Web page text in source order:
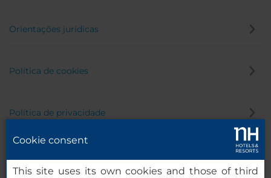
Orientações jurídicas
Política de cookies
Política de privacidade
Cookie consent
This site uses its own cookies and those of third